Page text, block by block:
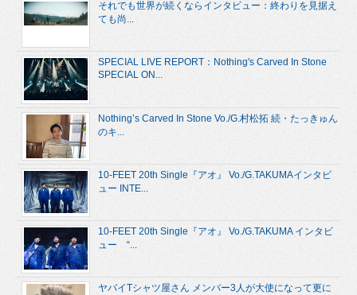
それでも世界が続くならインタビュー：終わりを見据え
ても尚...
SPECIAL LIVE REPORT：Nothing's Carved In Stone
SPECIAL ON...
Nothing’s Carved In Stone Vo./G.村松拓 続・たっきゅん
のキ...
10-FEET 20th Single『アオ』 Vo./G.TAKUMAインタビ
ュー INTE...
10-FEET 20th Single『アオ』 Vo./G.TAKUMA インタビ
ュー “...
ヤバイTシャツ屋さん メンバー3人が大使になって更に